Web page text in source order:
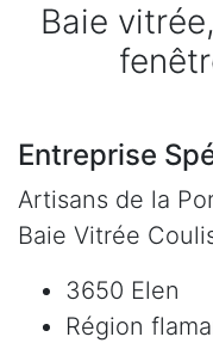
Baie
Entreprise
Artisans de la
Baie Vitrée
3650 Elen
Région